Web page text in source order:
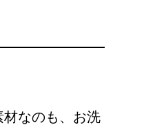
なのも、お洗